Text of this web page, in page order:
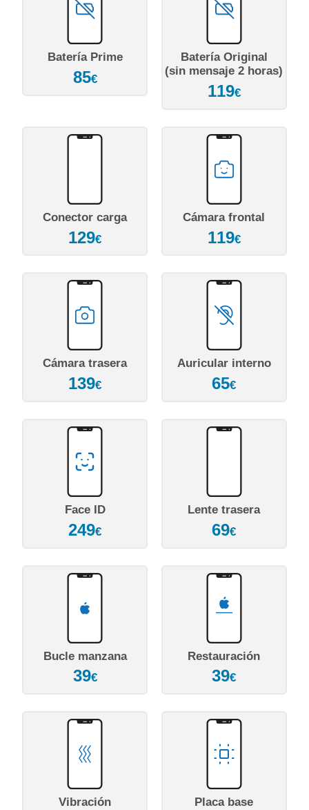
Batería Prime
85€
Batería Original
(sin mensaje 2 horas)
119€
Conector carga
129€
Cámara frontal
119€
Cámara trasera
139€
Auricular interno
65€
Face ID
249€
Lente trasera
69€
Bucle manzana
39€
Restauración
39€
Vibración Placa base